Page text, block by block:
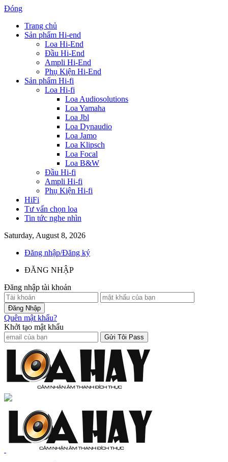
Đóng
Trang chủ
Sản phẩm Hi-end
Loa Hi-End
Đầu Hi-End
Ampli Hi-End
Phụ Kiện Hi-End
Sản phẩm Hi-fi
Loa Hi-fi
Loa Audiosolutions
Loa Yamaha
Loa Jbl
Loa Dynaudio
Loa Jamo
Loa Klipsch
Loa Focal
Loa B&W
Đầu Hi-fi
Ampli Hi-fi
Phụ Kiện Hi-fi
HiFi
Tư vấn chọn loa
Tin tức nghe nhìn
Saturday, August 8, 2026
Đăng nhập/Đăng ký
ĐĂNG NHẬP
Đăng nhập tài khoản
Quên mật khẩu?
Khởi tạo mật khẩu